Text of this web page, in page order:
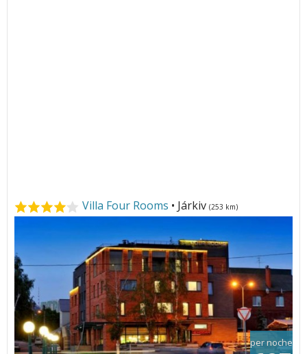
Villa Four Rooms • Járkiv (253 km)
per noche